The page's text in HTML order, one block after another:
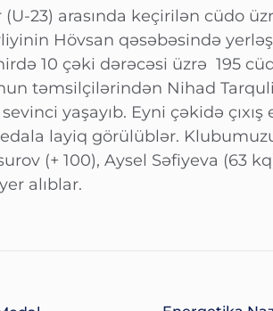
23) arasında keçirilən cüdo
Hövsan qəsəbəsində
10 çəki dərəcəsi üzrə 195
təmsilçilərindən Nihad
yaşayıb. Eyni çəkidə
layiq görülüblər.
(+ 100), Aysel Səfiyeva (63
alıblar.